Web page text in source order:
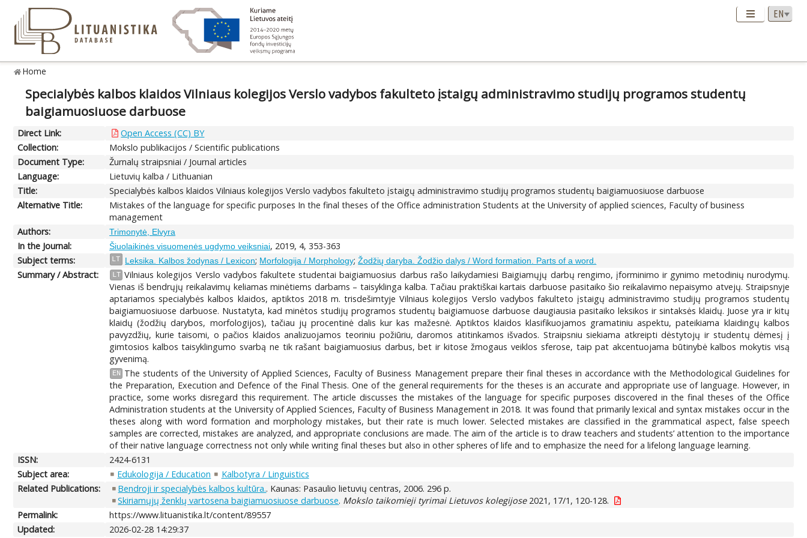
Home
Specialybės kalbos klaidos Vilniaus kolegijos Verslo vadybos fakulteto įstaigų administravimo studijų programos studentų
baigiamuosiuose darbuose
Direct Link:
Open Access (CC) BY
Collection:
Mokslo publikacijos / Scientific publications
Document Type:
Žurnalų straipsniai / Journal articles
Language:
Lietuvių kalba / Lithuanian
Title:
Specialybės kalbos klaidos Vilniaus kolegijos Verslo vadybos fakulteto įstaigų administravimo studijų programos studentų baigiamuosiuose darbuose
Alternative Title:
Mistakes of the language for specific purposes In the final theses of the Office administration Students at the University of applied sciences, Faculty of business
management
Authors:
Trimonytė, Elvyra
In the Journal: Šiuolaikinės visuomenės ugdymo veiksniai, 2019, 4, 353-363
Subject terms:
LT Leksika. Kalbos žodynas / Lexicon; Morfologija / Morphology;Žodžių daryba. Žodžio dalys / Word formation. Parts of a word.
Summary / Abstract: LT Vilniaus kolegijos Verslo vadybos fakultete studentai baigiamuosius darbus rašo laikydamiesi Baigiamųjų darbų rengimo, įforminimo ir gynimo metodinių nurodymų.
Vienas iš bendrųjų reikalavimų keliamas minėtiems darbams – taisyklinga kalba. Tačiau praktiškai kartais darbuose pasitaiko šio reikalavimo nepaisymo atvejų. Straipsnyje
aptariamos specialybės kalbos klaidos, aptiktos 2018 m. trisdešimtyje Vilniaus kolegijos Verslo vadybos fakulteto įstaigų administravimo studijų programos studentų
baigiamuosiuose darbuose. Nustatyta, kad minėtos studijų programos studentų baigiamuose darbuose daugiausia pasitaiko leksikos ir sintaksės klaidų. Juose yra ir kitų
klaidų (žodžių darybos, morfologijos), tačiau jų procentinė dalis kur kas mažesnė. Aptiktos klaidos klasifikuojamos gramatiniu aspektu, pateikiama klaidingų kalbos
pavyzdžių, kurie taisomi, o pačios klaidos analizuojamos teoriniu požiūriu, daromos atitinkamos išvados. Straipsniu siekiama atkreipti dėstytojų ir studentų dėmesį į
gimtosios kalbos taisyklingumo svarbą ne tik rašant baigiamuosius darbus, bet ir kitose žmogaus veiklos sferose, taip pat akcentuojama būtinybė kalbos mokytis visą
gyvenimą.
EN
The students of the University of Applied Sciences, Faculty of Business Management prepare their final theses in accordance with the Methodological Guidelines for
the Preparation, Execution and Defence of the Final Thesis. One of the general requirements for the theses is an accurate and appropriate use of language. However, in
practice, some works disregard this requirement. The article discusses the mistakes of the language for specific purposes discovered in the final theses of the Office
Administration students at the University of Applied Sciences, Faculty of Business Management in 2018. It was found that primarily lexical and syntax mistakes occur in the
theses along with word formation and morphology mistakes, but their rate is much lower. Selected mistakes are classified in the grammatical aspect, false speech
samples are corrected, mistakes are analyzed, and appropriate conclusions are made. The aim of the article is to draw teachers and students’ attention to the importance
of their native language correctness not only while writing final theses but also in other spheres of life and to emphasize the need for a lifelong language learning.
ISSN:
2424-6131
Subject area:
Edukologija / Education
Kalbotyra / Linguistics
Related Publications:
Bendroji ir specialybės kalbos kultūra.. Kaunas: Pasaulio lietuvių centras, 2006. 296 p.
Skiriamųjų ženklų vartosena baigiamuosiuose darbuose. Mokslo taikomieji tyrimai Lietuvos kolegijose2021, 17/1, 120-128.
Permalink:
https://www.lituanistika.lt/content/89557
Updated:
2026-02-28 14:29:37